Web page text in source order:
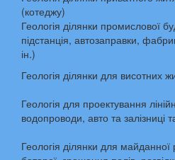
(котеджу)
Геологія ділянки промислової
підстанція, автозаправки,
ін.)
Геологія ділянки для висотних
Геологія для проектування
водопроводи, авто та залізниці
Геологія ділянки для майданної